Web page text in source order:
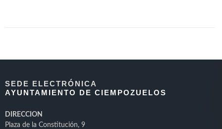
SEDE ELECTRÓNICA
AYUNTAMIENTO DE CIEMPOZUELOS
DIRECCION
Plaza de la Constitución, 9